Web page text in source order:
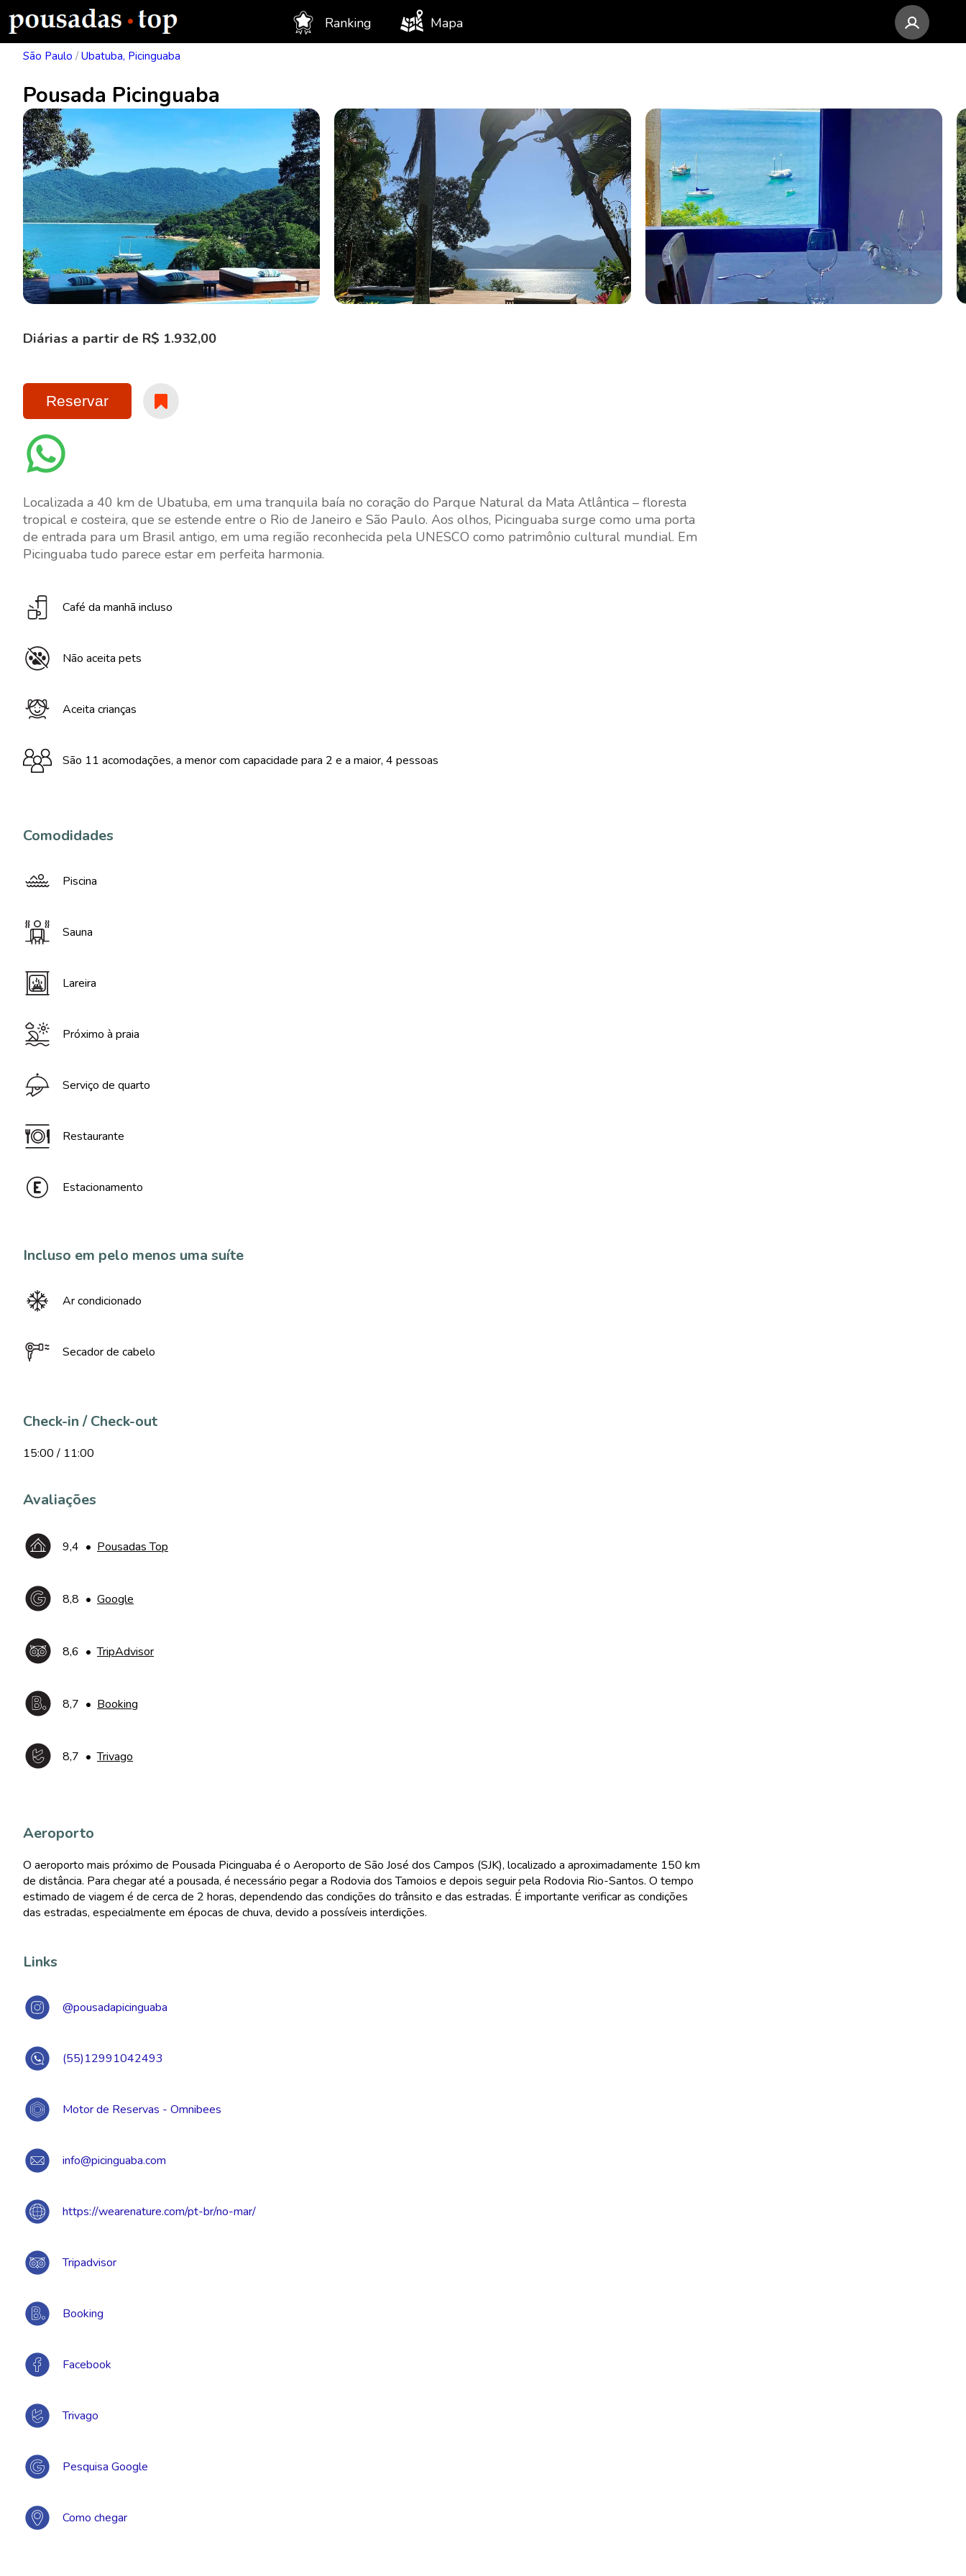
Ranking Mapa
São Paulo / Ubatuba, Picinguaba
Pousada Picinguaba
Diárias a partir de R$ 1.932,00
Reservar
Localizada a 40 km de Ubatuba, em uma tranquila baía no coração do Parque Natural da Mata Atlântica – floresta
tropical e costeira, que se estende entre o Rio de Janeiro e São Paulo. Aos olhos, Picinguaba surge como uma porta
de entrada para um Brasil antigo, em uma região reconhecida pela UNESCO como patrimônio cultural mundial. Em
Picinguaba tudo parece estar em perfeita harmonia.
Café da manhã incluso
Não aceita pets
Aceita crianças
São 11 acomodações, a menor com capacidade para 2 e a maior, 4 pessoas
Comodidades
Piscina
Sauna
Lareira
Próximo à praia
Serviço de quarto
Restaurante
Estacionamento
Incluso em pelo menos uma suíte
Ar condicionado
Secador de cabelo
Check-in / Check-out
15:00 / 11:00
Avaliações
9,4 • Pousadas Top
8,8 • Google
8,6 •TripAdvisor
8,7 • Booking
8,7 •Trivago
Aeroporto
O aeroporto mais próximo de Pousada Picinguaba é o Aeroporto de São José dos Campos (SJK), localizado a aproximadamente 150 km
de distância. Para chegar até a pousada, é necessário pegar a Rodovia dos Tamoios e depois seguir pela Rodovia Rio-Santos. O tempo
estimado de viagem é de cerca de 2 horas, dependendo das condições do trânsito e das estradas. É importante verificar as condições
das estradas, especialmente em épocas de chuva, devido a possíveis interdições.
Links
@pousadapicinguaba
(55)12991042493
Motor de Reservas - Omnibees
info@picinguaba.com
https://wearenature.com/pt-br/no-mar/
Tripadvisor
Booking
Facebook
Trivago
Pesquisa Google
Como chegar